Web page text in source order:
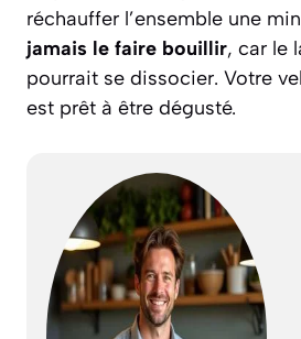
réchauffer l’ensemble une
jamais le faire bouillir, car le
pourrait se dissocier. Votre
est prêt à être dégusté.